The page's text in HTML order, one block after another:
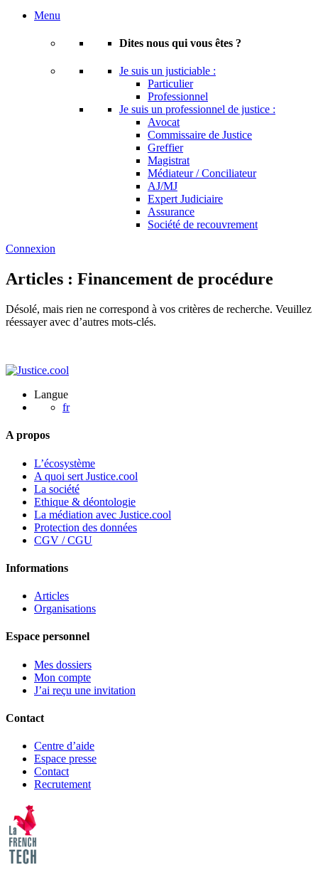
Menu
Dites nous qui vous êtes ?
Je suis un justiciable :
Particulier
Professionnel
Je suis un professionnel de justice :
Avocat
Commissaire de Justice
Greffier
Magistrat
Médiateur / Conciliateur
AJ/MJ
Expert Judiciaire
Assurance
Société de recouvrement
Connexion
Articles : Financement de procédure
Désolé, mais rien ne correspond à vos critères de recherche. Veuillez
réessayer avec d’autres mots-clés.
Langue
fr
A propos
L’écosystème
A quoi sert Justice.cool
La société
Ethique & déontologie
La médiation avec Justice.cool
Protection des données
CGV / CGU
Informations
Articles
Organisations
Espace personnel
Mes dossiers
Mon compte
J’ai reçu une invitation
Contact
Centre d’aide
Espace presse
Contact
Recrutement